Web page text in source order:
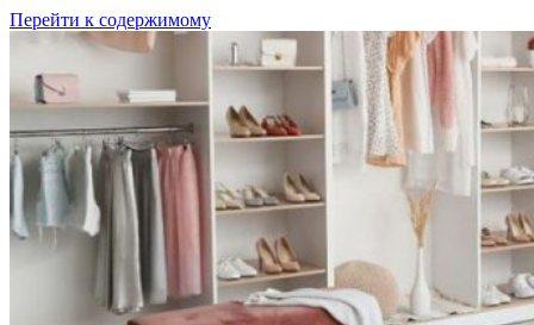
Перейти к содержимому